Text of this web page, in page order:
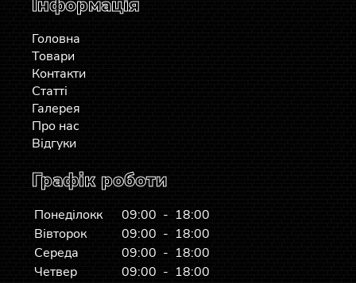
Інформація
Головна
Товари
Контакти
Статті
Галерея
Про нас
Відгуки
Графік роботи
Понеділокк
09:00 - 18:00
Вівторок
09:00 - 18:00
Середа
09:00 - 18:00
Четвер
09:00 - 18:00